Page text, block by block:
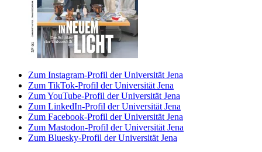
Zum Instagram-Profil der Universität Jena
Zum TikTok-Profil der Universität Jena
Zum YouTube-Profil der Universität Jena
Zum LinkedIn-Profil der Universität Jena
Zum Facebook-Profil der Universität Jena
Zum Mastodon-Profil der Universität Jena
Zum Bluesky-Profil der Universität Jena